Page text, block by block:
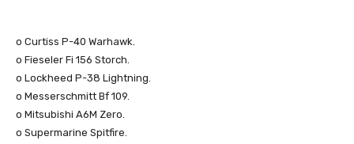
o Curtiss P-40 Warhawk.
o Fieseler Fi 156 Storch.
o Lockheed P-38 Lightning.
o Messerschmitt Bf 109.
o Mitsubishi A6M Zero.
o Supermarine Spitfire.